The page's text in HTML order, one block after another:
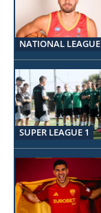
NATIONAL LEAGUE
SUPER LEAGUE 1